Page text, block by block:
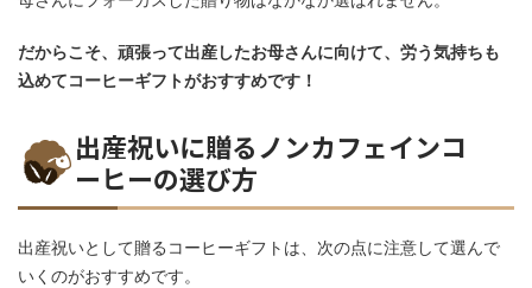
だからこそ、頑張って出産したお母さんに向けて、労う気持ちも
込めてコーヒーギフトがおすすめです！
出産祝いに贈るノンカフェインコ
ーヒーの選び方
出産祝いとして贈るコーヒーギフトは、次の点に注意して選んで
いくのがおすすめです。